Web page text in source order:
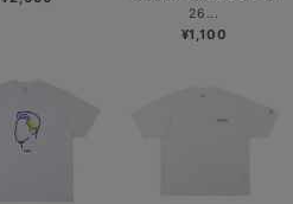
26...
¥1,100